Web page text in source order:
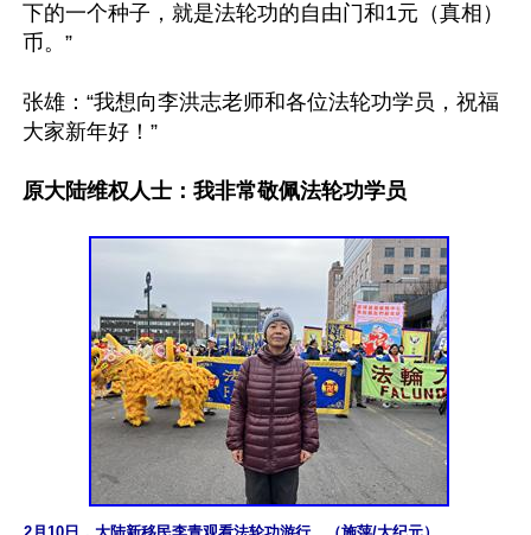
下的一个种子，就是法轮功的自由门和1元（真相）
币。”
张雄：“我想向李洪志老师和各位法轮功学员，祝福
大家新年好！”
原大陆维权人士：我非常敬佩法轮功学员